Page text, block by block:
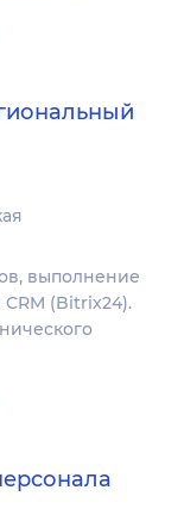
выполнение
(Bitrix24).